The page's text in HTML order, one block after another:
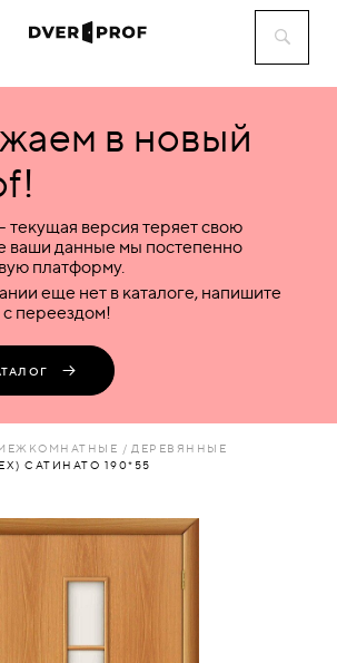
в новый
версия теряет свою
ваши данные мы постепенно
платформу.
еще нет в каталоге, напишите
переездом!
ДЕРЕВЯННЫЕ
САТИНАТО 190*55